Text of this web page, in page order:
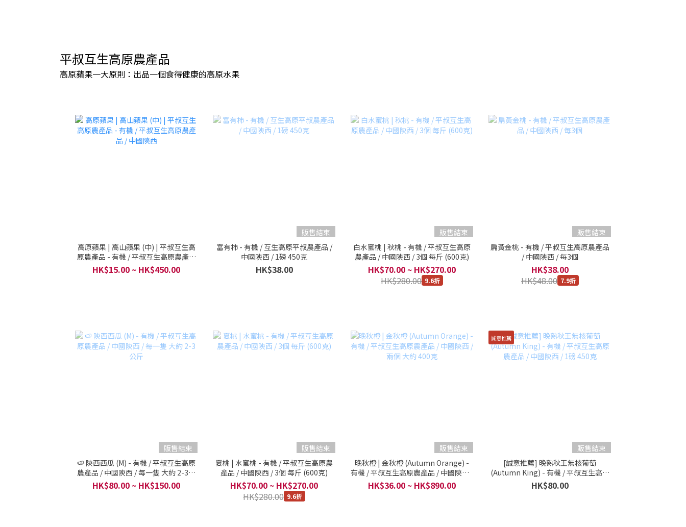
平叔互生高原農產品
高原蘋果一大原則：出品一個食得健康的高原水果
高原蘋果 | 高山蘋果 (中) | 平叔互生高
原農產品 - 有機 / 平叔互生高原農產品
/ 中國陝西
HK$15.00 ~ HK$450.00
販售結束
富有柿 - 有機 / 互生高原平叔農產品 /
中國陝西 / 1磅 450克
HK$38.00
販售結束
白水蜜桃 | 秋桃 - 有機 / 平叔互生高原
農產品 / 中國陝西 / 3個 每斤 (600克)
HK$70.00 ~ HK$270.00
HK$280.00 9.6折
販售結束
扁黃金桃 - 有機 / 平叔互生高原農產品
/ 中國陝西 / 每3個
HK$38.00
HK$48.00 7.9折
販售結束
🍉 陝西西瓜 (M) - 有機 / 平叔互生高原
農產品 / 中國陝西 / 每一隻 大約 2-3公
斤
HK$80.00 ~ HK$150.00
販售結束
夏桃 | 水蜜桃 - 有機 / 平叔互生高原農
產品 / 中國陝西 / 3個 每斤 (600克)
HK$70.00 ~ HK$270.00
HK$280.00 9.6折
販售結束
晚秋橙 | 金秋橙 (Autumn Orange) -
有機 / 平叔互生高原農產品 / 中國陝西 /
兩個 大約 400克
HK$36.00 ~ HK$890.00
誠意推薦
販售結束
[誠意推薦] 晚熟秋王無核葡萄
(Autumn King) - 有機 / 平叔互生高原
農產品 / 中國陝西 / 1磅 450克
HK$80.00